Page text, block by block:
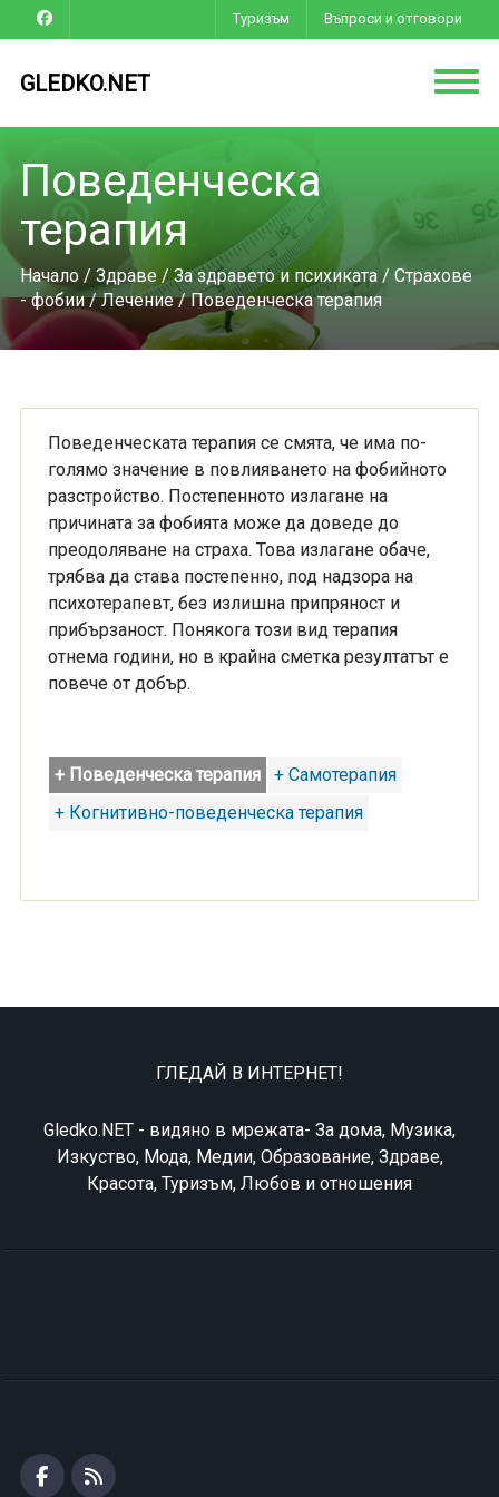
Туризъм Въпроси и отговори
GLEDKO.NET
Поведенческа
терапия
Начало/ Здраве/За здравето и психиката/ Страхове
- фобии/Лечение/ Поведенческа терапия
Поведенческата терапия се смята, че има по-
голямо значение в повлияването на фобийното
разстройство. Постепенното излагане на
причината за фобията може да доведе до
преодоляване на страха. Това излагане обаче,
трябва да става постепенно, под надзора на
психотерапевт, без излишна припряност и
прибързаност. Понякога този вид терапия
отнема години, но в крайна сметка резултатът е
повече от добър.
+ Поведенческа терапия
+ Самотерапия
+ Когнитивно-поведенческа терапия
ГЛЕДАЙ В ИНТЕРНЕТ!
Gledko.NET - видяно в мрежата- За дома, Музика,
Изкуство, Мода, Медии, Образование, Здраве,
Красота, Туризъм, Любов и отношения